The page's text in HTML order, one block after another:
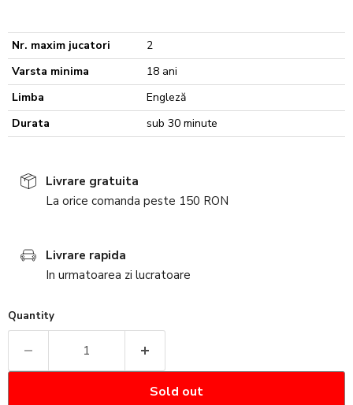
Nr. maxim jucatori
2
Varsta minima
18 ani
Limba
Engleză
Durata
sub 30 minute
Livrare gratuita
La orice comanda peste 150 RON
Livrare rapida
In urmatoarea zi lucratoare
Quantity
Sold out